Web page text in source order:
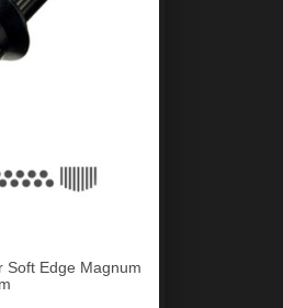
Soft Edge Magnum